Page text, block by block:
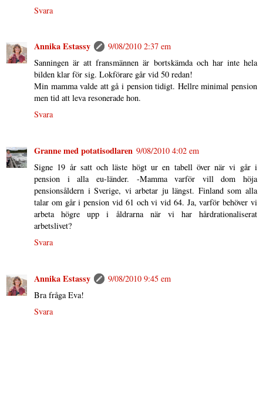
Svara
Annika Estassy
9/08/2010 2:37 em
Sanningen är att fransmännen är bortskämda och har inte hela
bilden klar för sig. Lokförare går vid 50 redan!
Min mamma valde att gå i pension tidigt. Hellre minimal pension
men tid att leva resonerade hon.
Svara
Granne med potatisodlaren 9/08/2010 4:02 em
Signe 19 år satt och läste högt ur en tabell över när vi går i
pension i alla eu-länder. -Mamma varför vill dom höja
pensionsåldern i Sverige, vi arbetar ju längst. Finland som alla
talar om går i pension vid 61 och vi vid 64. Ja, varför behöver vi
arbeta högre upp i åldrarna när vi har hårdrationaliserat
arbetslivet?
Svara
Annika Estassy
9/08/2010 9:45 em
Bra fråga Eva!
Svara